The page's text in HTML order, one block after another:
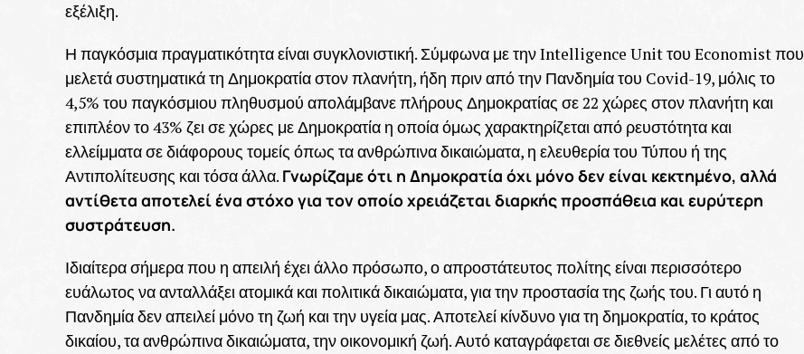
εξέλιξη.
Η παγκόσμια πραγματικότητα είναι συγκλονιστική. Σύμφωνα με την Intelligence Unit του Economist που
μελετά συστηματικά τη Δημοκρατία στον πλανήτη, ήδη πριν από την Πανδημία του Covid-19, μόλις το
4,5% του παγκόσμιου πληθυσμού απολάμβανε πλήρους Δημοκρατίας σε 22 χώρες στον πλανήτη και
επιπλέον το 43% ζει σε χώρες με Δημοκρατία η οποία όμως χαρακτηρίζεται από ρευστότητα και
ελλείμματα σε διάφορους τομείς όπως τα ανθρώπινα δικαιώματα, η ελευθερία του Τύπου ή της
Αντιπολίτευσης και τόσα άλλα. Γνωρίζαμε ότι η Δημοκρατία όχι μόνο δεν είναι κεκτημένο, αλλά
αντίθετα αποτελεί ένα στόχο για τον οποίο χρειάζεται διαρκής προσπάθεια και ευρύτερη
συστράτευση.
Ιδιαίτερα σήμερα που η απειλή έχει άλλο πρόσωπο, ο απροστάτευτος πολίτης είναι περισσότερο
ευάλωτος να ανταλλάξει ατομικά και πολιτικά δικαιώματα, για την προστασία της ζωής του. Γι αυτό η
Πανδημία δεν απειλεί μόνο τη ζωή και την υγεία μας. Αποτελεί κίνδυνο για τη δημοκρατία, το κράτος
δικαίου, τα ανθρώπινα δικαιώματα, την οικονομική ζωή. Αυτό καταγράφεται σε διεθνείς μελέτες από το